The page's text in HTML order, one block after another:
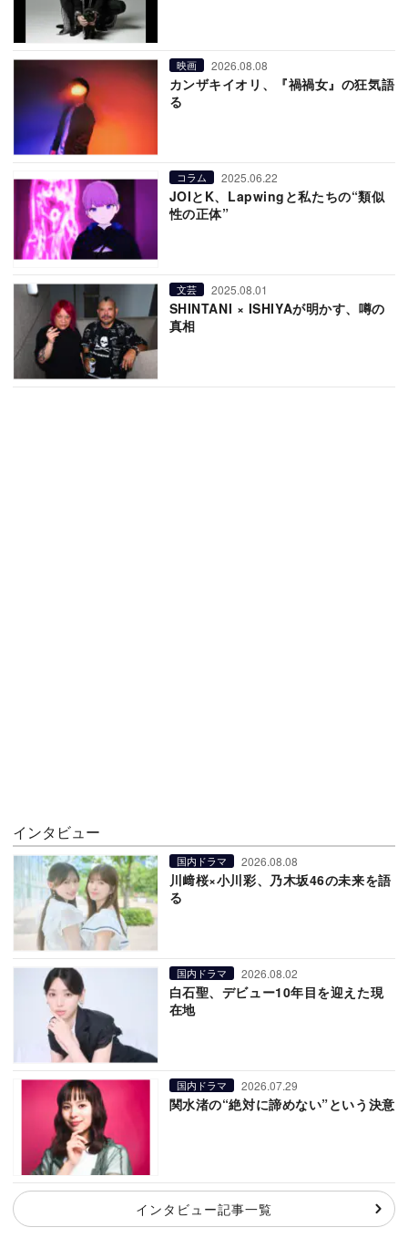
映画 2026.08.08
カンザキイオリ、『禍禍女』の狂気語
る
コラム 2025.06.22
JOIとK、Lapwingと私たちの“類似
性の正体”
文芸 2025.08.01
SHINTANI × ISHIYAが明かす、噂の
真相
インタビュー
国内ドラマ 2026.08.08
川﨑桜×小川彩、乃木坂46の未来を語
る
国内ドラマ 2026.08.02
白石聖、デビュー10年目を迎えた現
在地
国内ドラマ 2026.07.29
関水渚の“絶対に諦めない”という決意
インタビュー記事一覧